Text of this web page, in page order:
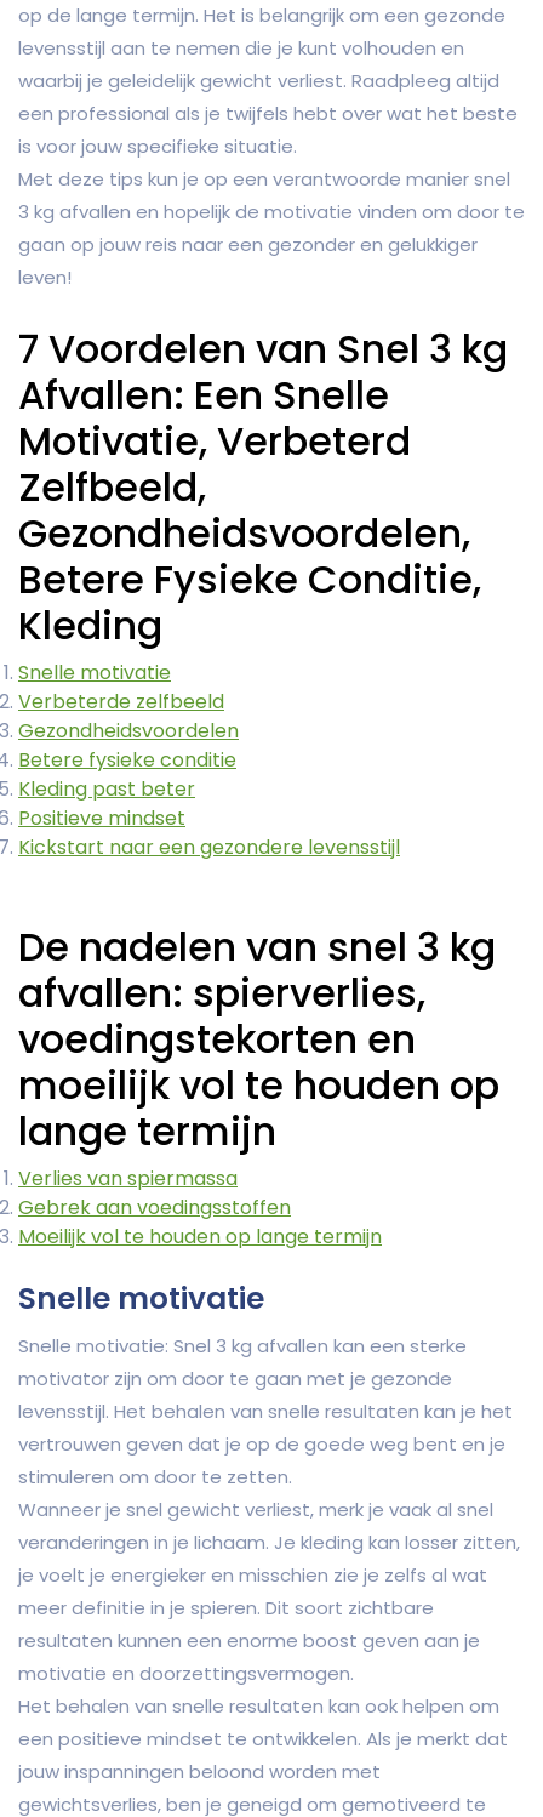
op de lange termijn. Het is belangrijk om een gezonde
levensstijl aan te nemen die je kunt volhouden en
waarbij je geleidelijk gewicht verliest. Raadpleeg altijd
een professional als je twijfels hebt over wat het beste
is voor jouw specifieke situatie.
Met deze tips kun je op een verantwoorde manier snel
3 kg afvallen en hopelijk de motivatie vinden om door te
gaan op jouw reis naar een gezonder en gelukkiger
leven!
7 Voordelen van Snel 3 kg
Afvallen: Een Snelle
Motivatie, Verbeterd
Zelfbeeld,
Gezondheidsvoordelen,
Betere Fysieke Conditie,
Kleding
Snelle motivatie
Verbeterde zelfbeeld
Gezondheidsvoordelen
Betere fysieke conditie
Kleding past beter
Positieve mindset
Kickstart naar een gezondere levensstijl
De nadelen van snel 3 kg
afvallen: spierverlies,
voedingstekorten en
moeilijk vol te houden op
lange termijn
Verlies van spiermassa
Gebrek aan voedingsstoffen
Moeilijk vol te houden op lange termijn
Snelle motivatie
Snelle motivatie: Snel 3 kg afvallen kan een sterke
motivator zijn om door te gaan met je gezonde
levensstijl. Het behalen van snelle resultaten kan je het
vertrouwen geven dat je op de goede weg bent en je
stimuleren om door te zetten.
Wanneer je snel gewicht verliest, merk je vaak al snel
veranderingen in je lichaam. Je kleding kan losser zitten,
je voelt je energieker en misschien zie je zelfs al wat
meer definitie in je spieren. Dit soort zichtbare
resultaten kunnen een enorme boost geven aan je
motivatie en doorzettingsvermogen.
Het behalen van snelle resultaten kan ook helpen om
een positieve mindset te ontwikkelen. Als je merkt dat
jouw inspanningen beloond worden met
gewichtsverlies, ben je geneigd om gemotiveerd te